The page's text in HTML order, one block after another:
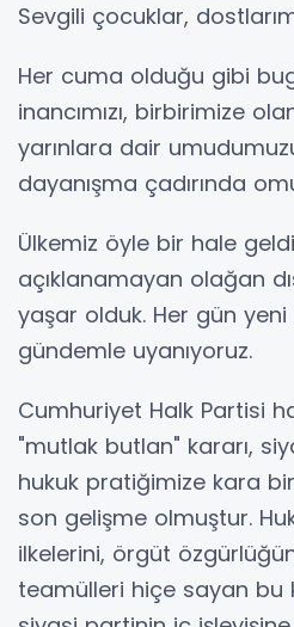
Sevgili çocuklar,
Her cuma olduğu gibi
inancımızı, birbirimize
yarınlara dair
dayanışma çadırında
Ülkemiz öyle bir hale
açıklanamayan olağan
yaşar olduk. Her gün yeni
gündemle uyanıyoruz.
Cumhuriyet Halk Partisi
"mutlak butlan" kararı,
hukuk pratiğimize kara
son gelişme olmuştur.
ilkelerini, örgüt
teamülleri hiçe sayan bu